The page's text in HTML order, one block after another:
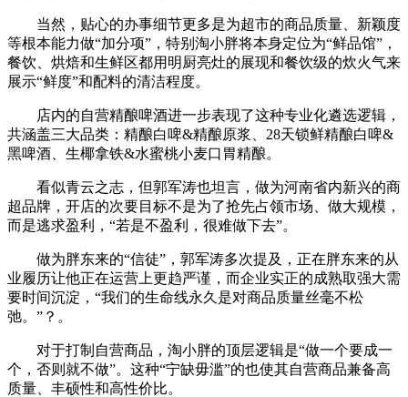
当然，贴心的办事细节更多是为超市的商品质量、新颖度
等根本能力做“加分项”，特别淘小胖将本身定位为“鲜品馆”，
餐饮、烘焙和生鲜区都用明厨亮灶的展现和餐饮级的炊火气来
展示“鲜度”和配料的清洁程度。
店内的自营精酿啤酒进一步表现了这种专业化遴选逻辑，
共涵盖三大品类：精酿白啤&精酿原浆、28天锁鲜精酿白啤&
黑啤酒、生椰拿铁&水蜜桃小麦口胃精酿。
看似青云之志，但郭军涛也坦言，做为河南省内新兴的商
超品牌，开店的次要目标不是为了抢先占领市场、做大规模，
而是逃求盈利，“若是不盈利，很难做下去”。
做为胖东来的“信徒”，郭军涛多次提及，正在胖东来的从
业履历让他正在运营上更趋严谨，而企业实正的成熟取强大需
要时间沉淀，“我们的生命线永久是对商品质量丝毫不松
弛。”？。
对于打制自营商品，淘小胖的顶层逻辑是“做一个要成一
个，否则就不做”。这种“宁缺毋滥”的也使其自营商品兼备高
质量、丰硕性和高性价比。